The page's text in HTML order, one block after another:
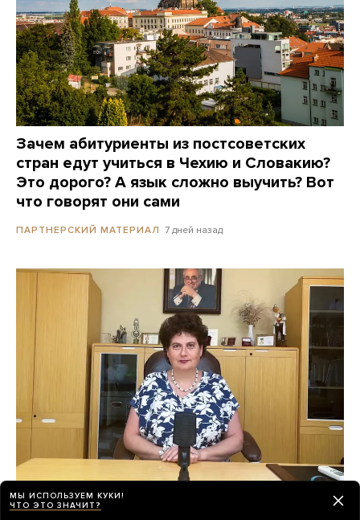
Зачем абитуриенты из постсоветских
стран едут учиться в Чехию и Словакию?
Это дорого? А язык сложно выучить? Вот
что говорят они сами
ПАРТНЕРСКИЙ МАТЕРИАЛ 7 дней назад
«Психиатрия возвращается в темные
МЫ ИСПОЛЬЗУЕМ КУКИ!
ЧТО ЭТО ЗНАЧИТ?